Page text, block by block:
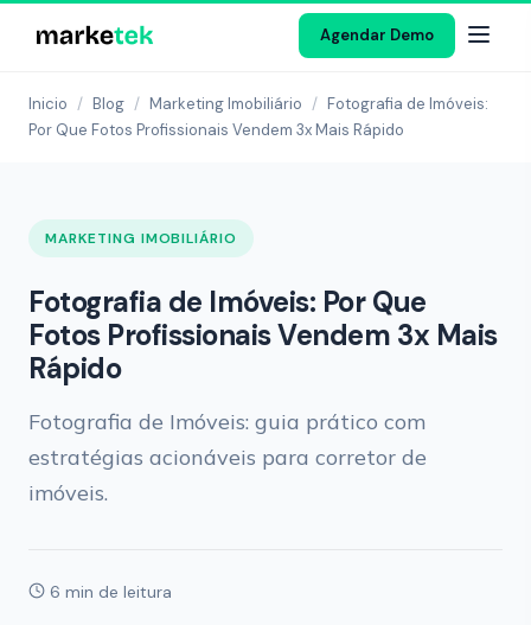
Agendar Demo
Inicio / Blog / Marketing Imobiliário / Fotografia de Imóveis:
Por Que Fotos Profissionais Vendem 3x Mais Rápido
MARKETING IMOBILIÁRIO
Fotografia de Imóveis: Por Que
Fotos Profissionais Vendem 3x Mais
Rápido
Fotografia de Imóveis: guia prático com
estratégias acionáveis para corretor de
imóveis.
6 min de leitura